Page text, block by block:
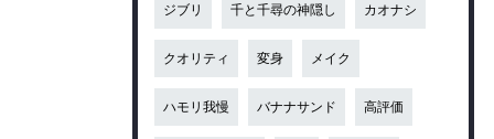
ジブリ 千と千尋の神隠し カオナシ
クオリティ 変身 メイク
ハモリ我慢 バナナサンド 高評価